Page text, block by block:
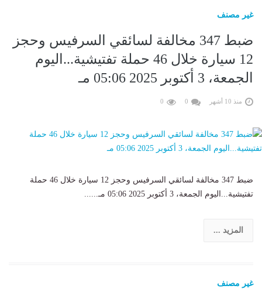
غير مصنف
ضبط 347 مخالفة لسائقي السرفيس وحجز
12 سيارة خلال 46 حملة تفتيشية...اليوم
الجمعة، 3 أكتوبر 2025 05:06 مـ
منذ 10 أشهر 0
0
ضبط 347 مخالفة لسائقي السرفيس وحجز 12 سيارة خلال 46 حملة
تفتيشية...اليوم الجمعة، 3 أكتوبر 2025 05:06 مـ......
المزيد ...
غير مصنف